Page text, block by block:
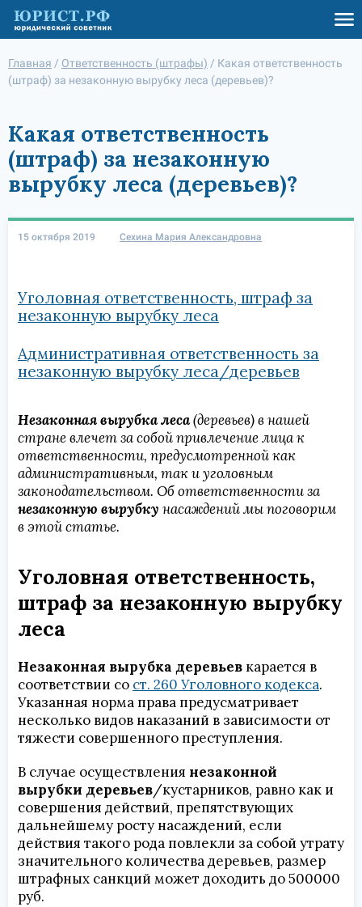
Главная / Ответственность (штрафы) / Какая ответственность
(штраф) за незаконную вырубку леса (деревьев)?
Какая ответственность
(штраф) за незаконную
вырубку леса (деревьев)?
15 октября 2019 Сехина Мария Александровна
Уголовная ответственность, штраф за
незаконную вырубку леса
Административная ответственность за
незаконную вырубку леса/деревьев
Незаконная вырубка леса(деревьев) в нашей
стране влечет за собой привлечение лица к
ответственности, предусмотренной как
административным, так и уголовным
законодательством. Об ответственности за
незаконную вырубку насаждений мы поговорим
в этой статье.
Уголовная ответственность,
штраф за незаконную вырубку
леса
Незаконная вырубка деревьев карается в
соответствии со ст. 260 Уголовного кодекса.
Указанная норма права предусматривает
несколько видов наказаний в зависимости от
тяжести совершенного преступления.
В случае осуществления незаконной
вырубки деревьев/кустарников, равно как и
совершения действий, препятствующих
дальнейшему росту насаждений, если
действия такого рода повлекли за собой утрату
значительного количества деревьев, размер
штрафных санкций может доходить до 500000
руб.